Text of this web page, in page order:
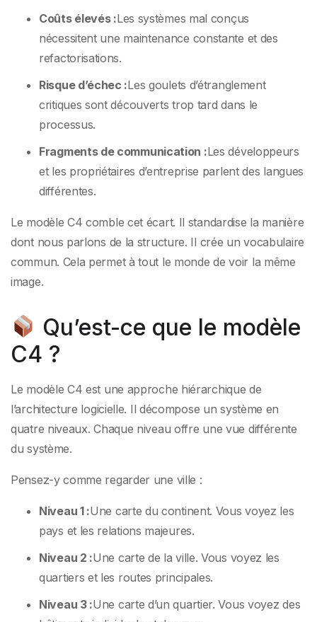
Coûts élevés :Les systèmes mal conçus
nécessitent une maintenance constante et des
refactorisations.
Risque d’échec :Les goulets d’étranglement
critiques sont découverts trop tard dans le
processus.
Fragments de communication :Les développeurs
et les propriétaires d’entreprise parlent des langues
différentes.
Le modèle C4 comble cet écart. Il standardise la manière
dont nous parlons de la structure. Il crée un vocabulaire
commun. Cela permet à tout le monde de voir la même
image.
Qu’est-ce que le modèle
C4 ?
Le modèle C4 est une approche hiérarchique de
l’architecture logicielle. Il décompose un système en
quatre niveaux. Chaque niveau offre une vue différente
du système.
Pensez-y comme regarder une ville :
Niveau 1 :Une carte du continent. Vous voyez les
pays et les relations majeures.
Niveau 2 :Une carte de la ville. Vous voyez les
quartiers et les routes principales.
Niveau 3 :Une carte d’un quartier. Vous voyez des